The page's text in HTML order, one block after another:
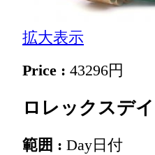
拡大表示
Price : 43296円
ロレックスデ
範囲 : Day日付